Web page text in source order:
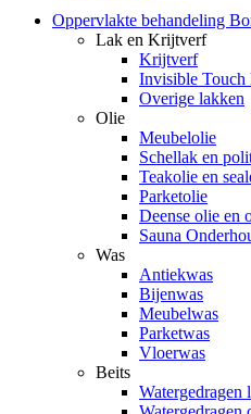
Oppervlakte behandeling
Lak en Krijtverf
Krijtverf
Invisible Touch
Overige lakken
Olie
Meubelolie
Schellak en
Teakolie en
Parketolie
Deense olie en
Sauna
Was
Antiekwas
Bijenwas
Meubelwas
Parketwas
Vloerwas
Beits
Watergedragen